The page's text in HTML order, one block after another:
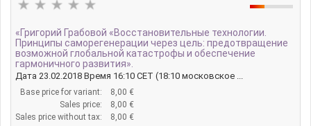
«Григорий Грабовой «Восстановительные технологии.
Принципы саморегенерации через цель: предотвращение
возможной глобальной катастрофы и обеспечение
гармоничного развития».
Дата 23.02.2018 Время 16:10 CET (18:10 московское ...
Base price for variant:
8,00 €
Sales price:
8,00 €
Sales price without tax:
8,00 €